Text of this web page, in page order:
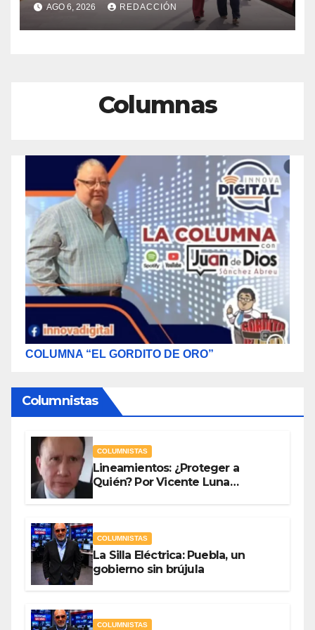
del Centro Histórico de
Veracruz
AGO 6, 2026 REDACCIÓN
Columnas
COLUMNA “EL GORDITO DE ORO”
Columnistas
COLUMNISTAS
Lineamientos: ¿Proteger a
Quién? Por Vicente Luna
COLUMNISTAS
La Silla Eléctrica: Puebla, un
gobierno sin brújula
COLUMNISTAS